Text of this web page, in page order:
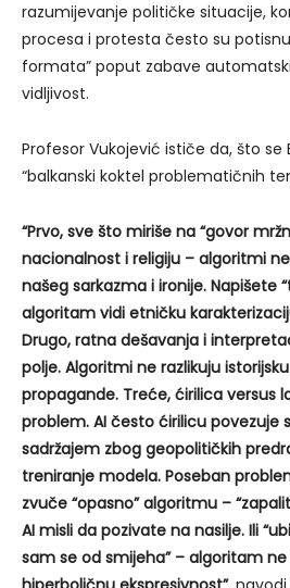
razumijevanje političke situacije,
procesa i protesta često su
formata” poput zabave
vidljivost.
Profesor Vukojević ističe da, što se
“balkanski koktel problematičnih
“Prvo, sve što miriše na “govor
nacionalnost i religiju – algoritmi
našeg sarkazma i ironije. Napišete
algoritam vidi etničku
Drugo, ratna dešavanja i
polje. Algoritmi ne razlikuju
propagande. Treće, ćirilica versus
problem. AI često ćirilicu povezuje
sadržajem zbog geopolitičkih
treniranje modela. Poseban
zvuče “opasno” algoritmu –
AI misli da pozivate na nasilje. Ili
sam se od smijeha” – algoritam